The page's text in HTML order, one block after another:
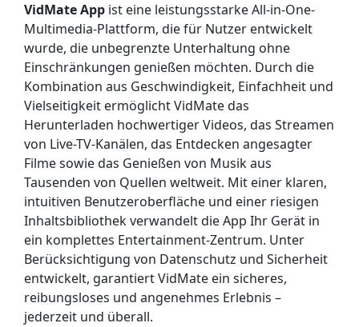
VidMate App ist eine leistungsstarke All-in-One-
Multimedia-Plattform, die für Nutzer entwickelt
wurde, die unbegrenzte Unterhaltung ohne
Einschränkungen genießen möchten. Durch die
Kombination aus Geschwindigkeit, Einfachheit und
Vielseitigkeit ermöglicht VidMate das
Herunterladen hochwertiger Videos, das Streamen
von Live-TV-Kanälen, das Entdecken angesagter
Filme sowie das Genießen von Musik aus
Tausenden von Quellen weltweit. Mit einer klaren,
intuitiven Benutzeroberfläche und einer riesigen
Inhaltsbibliothek verwandelt die App Ihr Gerät in
ein komplettes Entertainment-Zentrum. Unter
Berücksichtigung von Datenschutz und Sicherheit
entwickelt, garantiert VidMate ein sicheres,
reibungsloses und angenehmes Erlebnis –
jederzeit und überall.